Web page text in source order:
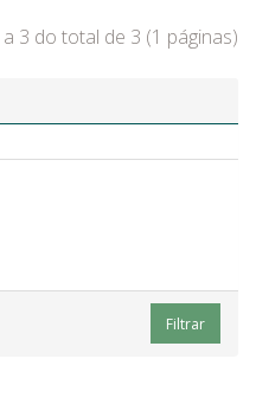
Filtrar
3 do total de 3 (1 páginas)